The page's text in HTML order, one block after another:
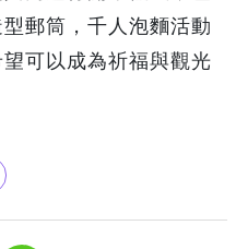
郵筒，千人泡麵活動
可以成為祈福與觀光